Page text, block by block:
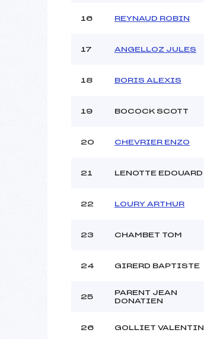
16 REYNAUD ROBIN
17 ANGELLOZ JULES
18 BORIS ALEXIS
19 BOCOCK SCOTT
20 CHEVRIER ENZO
21 LENOTTE EDOUARD
22 LOURY ARTHUR
23 CHAMBET TOM
24 GIRERD BAPTISTE
25
PARENT JEAN
DONATIEN
26 GOLLIET VALENTIN